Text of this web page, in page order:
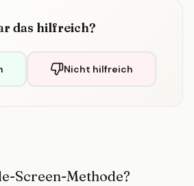
das hilfreich?
Nicht hilfreich
Screen-Methode?